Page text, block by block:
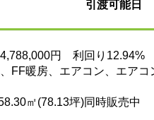
引渡可能日
円 利回り12.94%
FF暖房、エアコン、エア
㎡(78.13坪)同時販売中